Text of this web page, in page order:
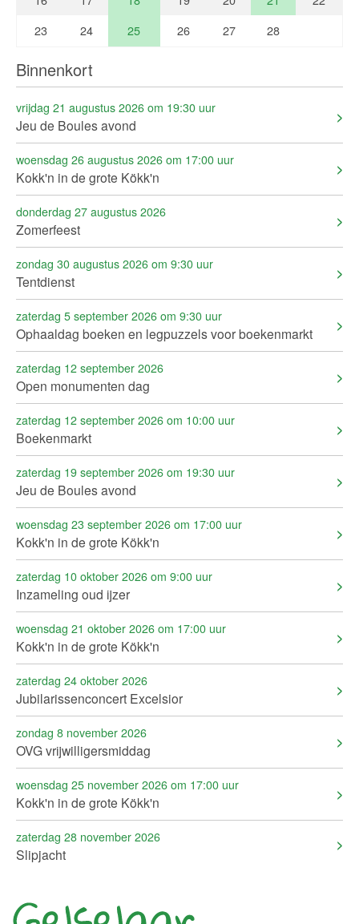
23
24 25 26 27 28
Binnenkort
vrijdag 21 augustus 2026 om 19:30 uur
Jeu de Boules avond
woensdag 26 augustus 2026 om 17:00 uur
Kokk'n in de grote Kökk'n
donderdag 27 augustus 2026
Zomerfeest
zondag 30 augustus 2026 om 9:30 uur
Tentdienst
zaterdag 5 september 2026 om 9:30 uur
Ophaaldag boeken en legpuzzels voor boekenmarkt
zaterdag 12 september 2026
Open monumenten dag
zaterdag 12 september 2026 om 10:00 uur
Boekenmarkt
zaterdag 19 september 2026 om 19:30 uur
Jeu de Boules avond
woensdag 23 september 2026 om 17:00 uur
Kokk'n in de grote Kökk'n
zaterdag 10 oktober 2026 om 9:00 uur
Inzameling oud ijzer
woensdag 21 oktober 2026 om 17:00 uur
Kokk'n in de grote Kökk'n
zaterdag 24 oktober 2026
Jubilarissenconcert Excelsior
zondag 8 november 2026
OVG vrijwilligersmiddag
woensdag 25 november 2026 om 17:00 uur
Kokk'n in de grote Kökk'n
zaterdag 28 november 2026
Slipjacht